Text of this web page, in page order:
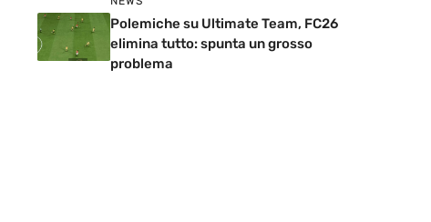
Polemiche su Ultimate Team, FC26
elimina tutto: spunta un grosso
problema